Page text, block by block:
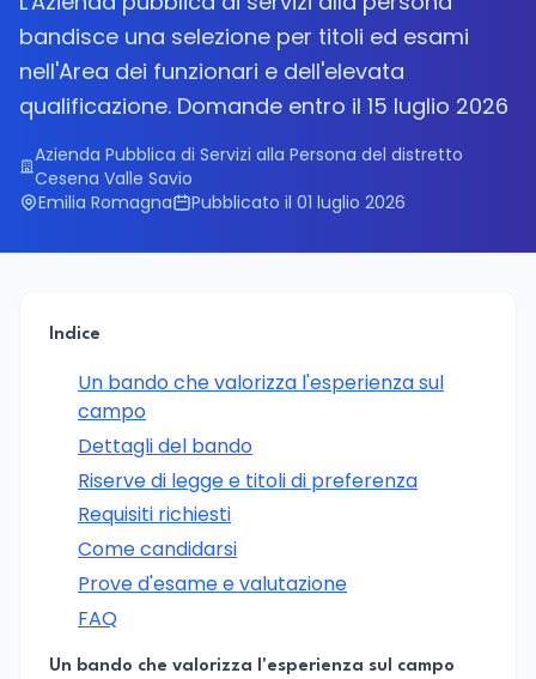
bandisce una selezione per titoli ed esami
nell'Area dei funzionari e dell'elevata
qualificazione. Domande entro il 15 luglio 2026
Azienda Pubblica di Servizi alla Persona del distretto
Cesena Valle Savio
Emilia Romagna
Pubblicato il 01 luglio 2026
Indice
Un bando che valorizza l'esperienza sul
campo
Dettagli del bando
Riserve di legge e titoli di preferenza
Requisiti richiesti
Come candidarsi
Prove d'esame e valutazione
FAQ
Un bando che valorizza l'esperienza sul campo